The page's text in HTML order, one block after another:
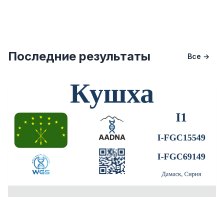
Последние результаты Все →